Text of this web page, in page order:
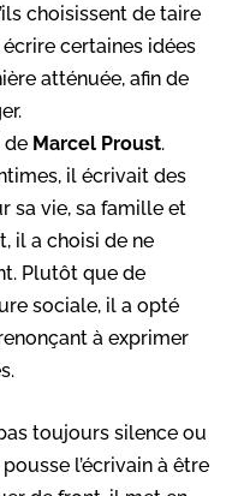
choisissent de taire
certaines idées
atténuée, afin de
de Marcel Proust.
il écrivait des
sa vie, sa famille et
il a choisi de ne
Plutôt que de
sociale, il a opté
à exprimer
toujours silence ou
l’écrivain à être